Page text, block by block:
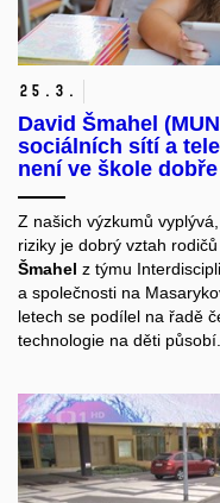
25. 3.
David Šmahel
sociálních sítí a
není ve škole dobře
Z našich výzkumů
riziky je dobrý vztah
Šmahel z týmu
a společnosti na
letech se podílel na řadě
technologie na děti působí.